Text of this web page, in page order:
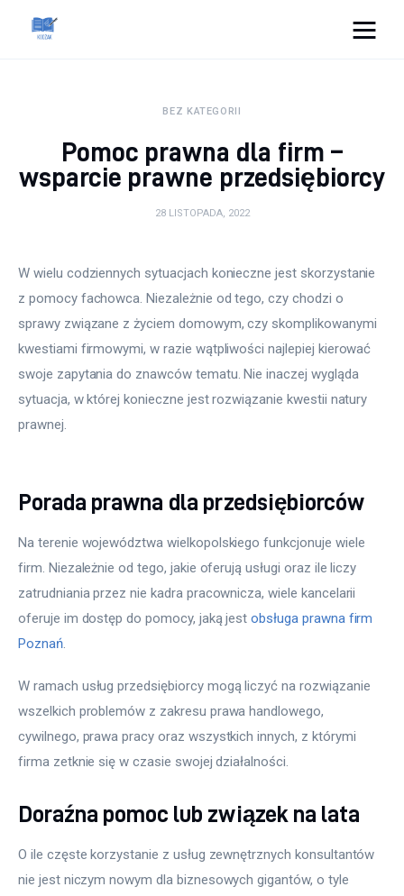
Zdrowie
Więcej
BEZ KATEGORII
Pomoc prawna dla firm –
wsparcie prawne przedsiębiorcy
28 LISTOPADA, 2022
W wielu codziennych sytuacjach konieczne jest skorzystanie
z pomocy fachowca. Niezależnie od tego, czy chodzi o
sprawy związane z życiem domowym, czy skomplikowanymi
kwestiami firmowymi, w razie wątpliwości najlepiej kierować
swoje zapytania do znawców tematu. Nie inaczej wygląda
sytuacja, w której konieczne jest rozwiązanie kwestii natury
prawnej.
Porada prawna dla przedsiębiorców
Na terenie województwa wielkopolskiego funkcjonuje wiele
firm. Niezależnie od tego, jakie oferują usługi oraz ile liczy
zatrudniania przez nie kadra pracownicza, wiele kancelarii
oferuje im dostęp do pomocy, jaką jest obsługa prawna firm
Poznań.
W ramach usług przedsiębiorcy mogą liczyć na rozwiązanie
wszelkich problemów z zakresu prawa handlowego,
cywilnego, prawa pracy oraz wszystkich innych, z którymi
firma zetknie się w czasie swojej działalności.
Doraźna pomoc lub związek na lata
O ile częste korzystanie z usług zewnętrznych konsultantów
nie jest niczym nowym dla biznesowych gigantów, o tyle